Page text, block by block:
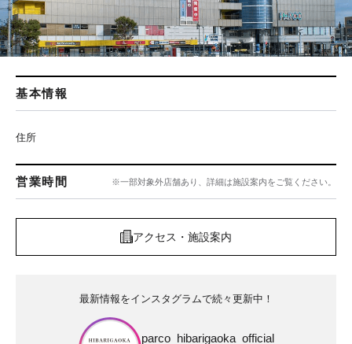
基本情報
住所
営業時間 ※一部対象外店舗あり、詳細は施設案内をご覧ください。
アクセス・施設案内
最新情報をインスタグラムで続々更新中！
parco_hibarigaoka_official